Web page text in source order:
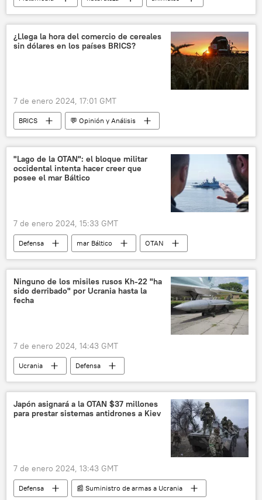
📷 Fotos
dragón
¿Llega la hora del comercio de cereales
sin dólares en los países BRICS?
7 de enero 2024, 17:01 GMT
BRICS
💬 Opinión y Análisis
Economía
📈 Mercados y finanzas
Brasil Rusia
"Lago de la OTAN": el bloque militar
occidental intenta hacer creer que
posee el mar Báltico
7 de enero 2024, 15:33 GMT
Defensa mar Báltico
OTAN
🌍 Europa
Letonia
🛡️ Fuerzas Armadas
Ninguno de los misiles rusos Kh-22 "ha
sido derribado" por Ucrania hasta la
fecha
7 de enero 2024, 14:43 GMT
Ucrania
Defensa
🛡️ Zonas de conflicto
Rusia
Kh-22 (misil antibuque)
misiles
📰 Operación rusa de desmilitarización y desnazificación de Ucrania
Japón asignará a la OTAN $37 millones
para prestar sistemas antidrones a Kiev
7 de enero 2024, 13:43 GMT
Defensa
📰 Suministro de armas a Ucrania